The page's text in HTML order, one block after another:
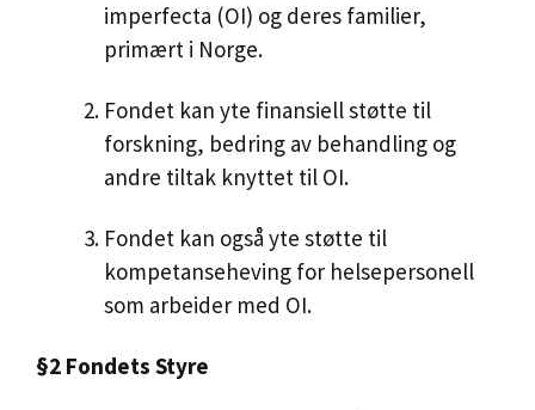
imperfecta (OI) og deres familier,
primært i Norge.
Fondet kan yte finansiell støtte til
forskning, bedring av behandling og
andre tiltak knyttet til OI.
Fondet kan også yte støtte til
kompetanseheving for helsepersonell
som arbeider med OI.
§2 Fondets Styre